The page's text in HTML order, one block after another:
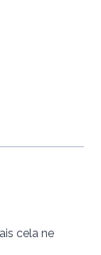
cela ne